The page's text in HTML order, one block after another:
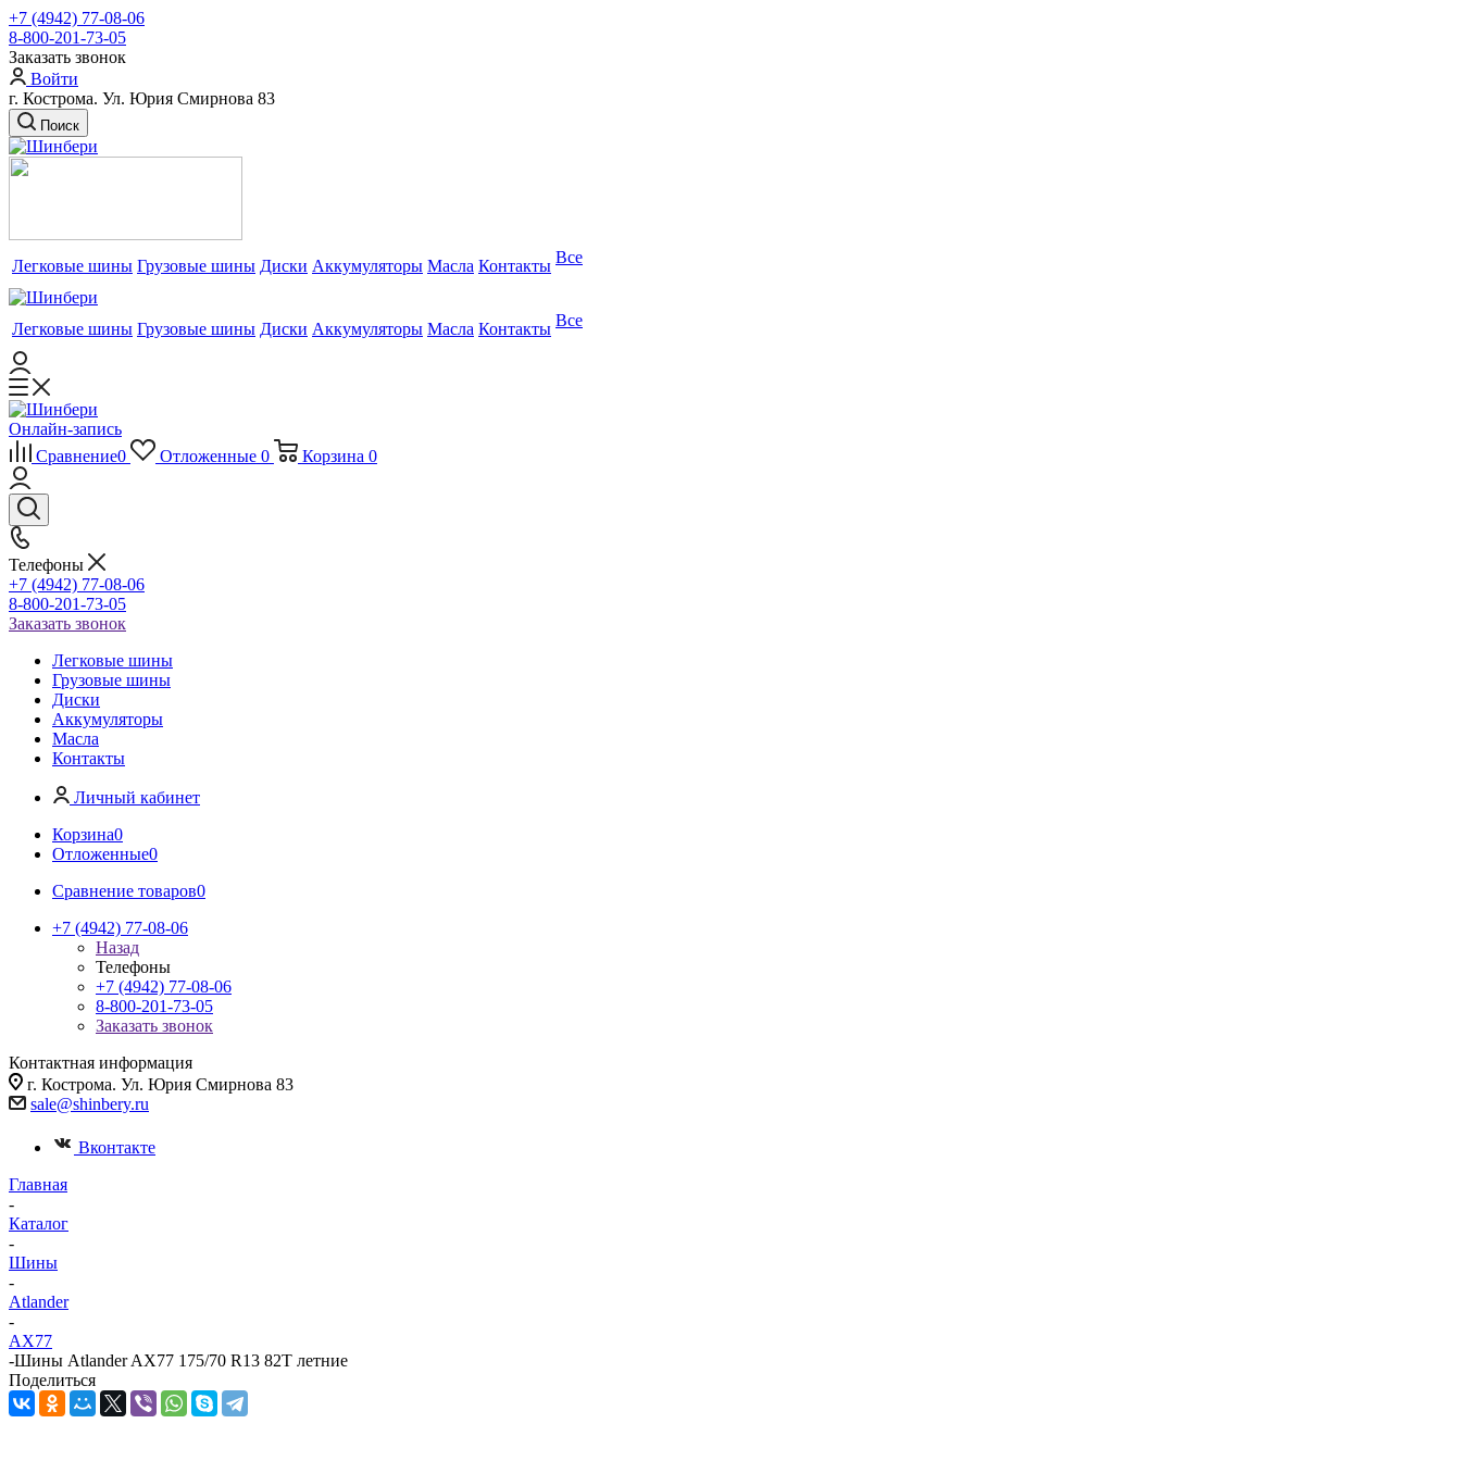
+7 (4942) 77-08-06
8-800-201-73-05
Заказать звонок
Войти
г. Кострома. Ул. Юрия Смирнова 83
Поиск
Легковые шины Грузовые шины Диски Аккумуляторы Масла Контакты Все
Легковые шины Грузовые шины Диски Аккумуляторы Масла Контакты Все
Онлайн-запись
Сравнение0 Отложенные 0 Корзина 0
Телефоны
+7 (4942) 77-08-06
8-800-201-73-05
Заказать звонок
Легковые шины
Грузовые шины
Диски
Аккумуляторы
Масла
Контакты
Личный кабинет
Корзина0
Отложенные0
Сравнение товаров0
+7 (4942) 77-08-06
Назад
Телефоны
+7 (4942) 77-08-06
8-800-201-73-05
Заказать звонок
Контактная информация
г. Кострома. Ул. Юрия Смирнова 83
sale@shinbery.ru
Вконтакте
Главная
-
Каталог
-
Шины
-
Atlander
-
AX77
-Шины Atlander AX77 175/70 R13 82T летние
Поделиться